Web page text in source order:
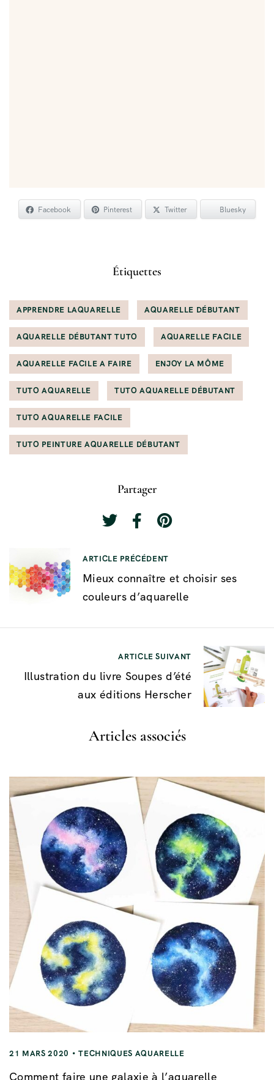
Facebook Pinterest Twitter Bluesky
Étiquettes
APPRENDRE LAQUARELLE AQUARELLE DÉBUTANT
AQUARELLE DÉBUTANT TUTO AQUARELLE FACILE
AQUARELLE FACILE A FAIRE ENJOY LA MÔME
TUTO AQUARELLE TUTO AQUARELLE DÉBUTANT
TUTO AQUARELLE FACILE
TUTO PEINTURE AQUARELLE DÉBUTANT
Partager
ARTICLE PRÉCÉDENT
Mieux connaître et choisir ses
couleurs d’aquarelle
ARTICLE SUIVANT
Illustration du livre Soupes d’été
aux éditions Herscher
Articles associés
21 MARS 2020 TECHNIQUES AQUARELLE
Comment faire une galaxie à l’aquarelle